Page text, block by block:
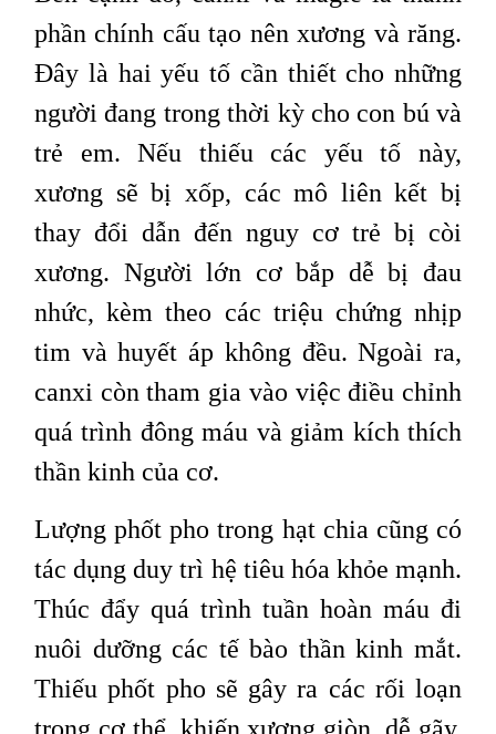
phần chính cấu tạo nên xương và răng.
Đây là hai yếu tố cần thiết cho những
người đang trong thời kỳ cho con bú và
trẻ em. Nếu thiếu các yếu tố này,
xương sẽ bị xốp, các mô liên kết bị
thay đổi dẫn đến nguy cơ trẻ bị còi
xương. Người lớn cơ bắp dễ bị đau
nhức, kèm theo các triệu chứng nhịp
tim và huyết áp không đều. Ngoài ra,
canxi còn tham gia vào việc điều chỉnh
quá trình đông máu và giảm kích thích
thần kinh của cơ.
Lượng phốt pho trong hạt chia cũng có
tác dụng duy trì hệ tiêu hóa khỏe mạnh.
Thúc đẩy quá trình tuần hoàn máu đi
nuôi dưỡng các tế bào thần kinh mắt.
Thiếu phốt pho sẽ gây ra các rối loạn
trong cơ thể, khiến xương giòn, dễ gãy,